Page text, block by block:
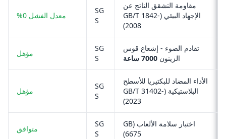
مقاومة التشقق الناتج عن
الإجهاد البيئي (GB/T 1842-
2008)
SG
S
معدل الفشل 0%
تقادم الضوء - إشعاع قوس
الزينون 7000 ساعة
SG
S
مؤهل
الأداء المضاد للبكتيريا للأسطح
البلاستيكية (GB/T 31402-
2023)
SG
S
مؤهل
اختبار سلامة الألعاب (GB
6675)
SG
S
متوافق